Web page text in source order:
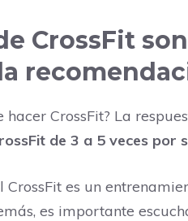
CrossFit
CrossFit? La
de 3 a 5 veces por
es un
es importante